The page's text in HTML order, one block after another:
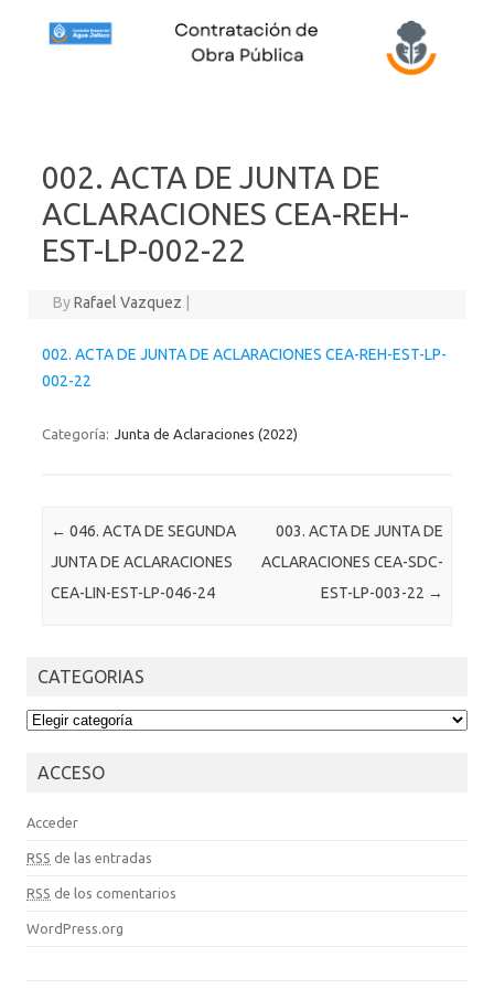
002. ACTA DE JUNTA DE
ACLARACIONES CEA-REH-
EST-LP-002-22
ByRafael Vazquez
002. ACTA DE JUNTA DE ACLARACIONES CEA-REH-EST-LP-
002-22
Categoría: Junta de Aclaraciones (2022)
Post navigation
← 046. ACTA DE SEGUNDA
JUNTA DE ACLARACIONES
CEA-LIN-EST-LP-046-24
003. ACTA DE JUNTA DE
ACLARACIONES CEA-SDC-
EST-LP-003-22 →
CATEGORIAS
CATEGORIAS
ACCESO
Acceder
RSS de las entradas
RSS de los comentarios
WordPress.org